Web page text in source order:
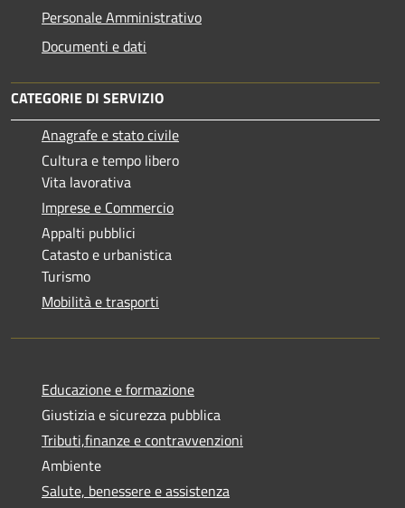
Personale Amministrativo
Documenti e dati
CATEGORIE DI SERVIZIO
Anagrafe e stato civile
Cultura e tempo libero
Vita lavorativa
Imprese e Commercio
Appalti pubblici
Catasto e urbanistica
Turismo
Mobilità e trasporti
Educazione e formazione
Giustizia e sicurezza pubblica
Tributi,finanze e contravvenzioni
Ambiente
Salute, benessere e assistenza